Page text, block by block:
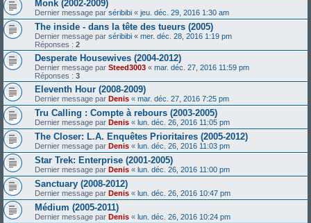
Monk (2002-2009)
Dernier message par séribibi « jeu. déc. 29, 2016 1:30 am
The inside - dans la tête des tueurs (2005)
Dernier message par séribibi « mer. déc. 28, 2016 1:19 pm
Réponses : 2
Desperate Housewives (2004-2012)
Dernier message par Steed3003 « mar. déc. 27, 2016 11:59 pm
Réponses : 3
Eleventh Hour (2008-2009)
Dernier message par Denis « mar. déc. 27, 2016 7:25 pm
Tru Calling : Compte à rebours (2003-2005)
Dernier message par Denis « lun. déc. 26, 2016 11:05 pm
The Closer: L.A. Enquêtes Prioritaires (2005-2012)
Dernier message par Denis « lun. déc. 26, 2016 11:03 pm
Star Trek: Enterprise (2001-2005)
Dernier message par Denis « lun. déc. 26, 2016 11:00 pm
Sanctuary (2008-2012)
Dernier message par Denis « lun. déc. 26, 2016 10:47 pm
Médium (2005-2011)
Dernier message par Denis « lun. déc. 26, 2016 10:24 pm